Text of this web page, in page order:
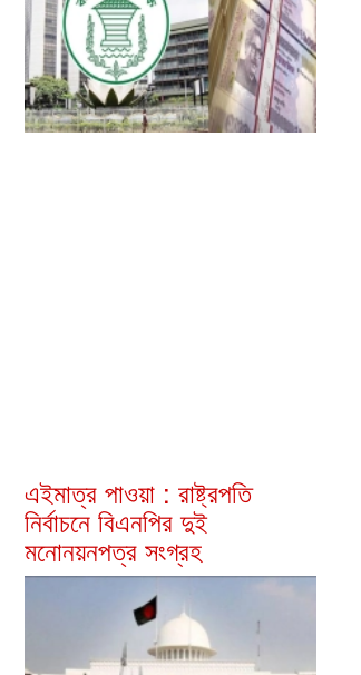
এইমাত্র পাওয়া : রাষ্ট্রপতি
নির্বাচনে বিএনপির দুই
মনোনয়নপত্র সংগ্রহ